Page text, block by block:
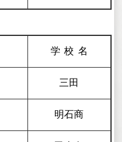
学校 名
三田
明石商